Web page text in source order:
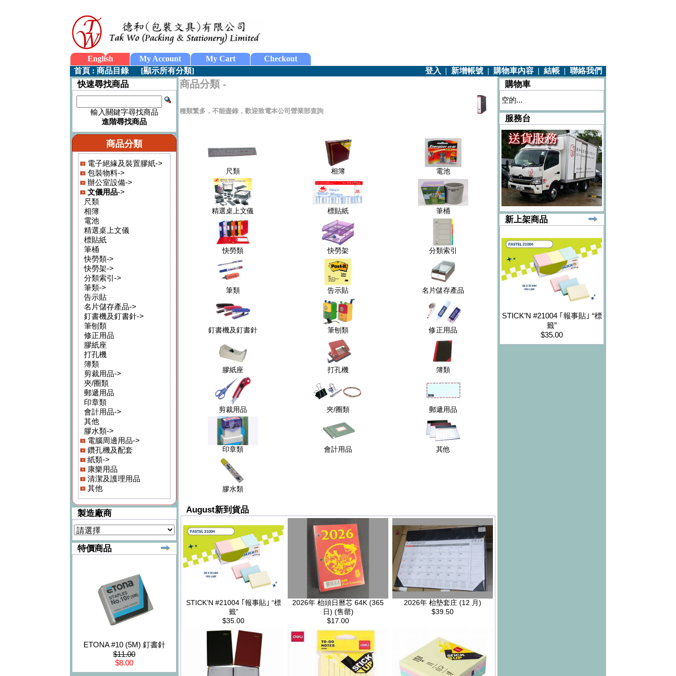
English My Account My Cart
Checkout
首頁 : 商品目錄[顯示所有分類] 登入 | 新增帳號 | 購物車內容 | 結帳 | 聯絡我們
快速尋找商品
輸入關鍵字尋找商品
進階尋找商品
商品分類
電子絕緣及裝置膠紙->
包裝物料->
辦公室設備->
文儀用品->
尺類
相簿
電池
精選桌上文儀
標貼紙
筆桶
快勞類->
快勞架->
分類索引->
筆類->
告示貼
名片儲存產品->
釘書機及釘書針->
筆刨類
修正用品
膠紙座
打孔機
簿類
剪裁用品->
夾/圈類
郵遞用品
印章類
會計用品->
其他
膠水類->
電腦周邊用品->
鑽孔機及配套
紙類->
康樂用品
清潔及護理用品
其他
製造廠商
特價商品
ETONA #10 (5M) 釘書針
$11.00
$8.00
商品分類 -
種類繁多，不能盡錄，歡迎致電本公司營業部查詢
尺類 相簿 電池
精選桌上文儀 標貼紙 筆桶
快勞類 快勞架 分類索引
筆類 告示貼 名片儲存產品
釘書機及釘書針 筆刨類 修正用品
膠紙座 打孔機 簿類
剪裁用品 夾/圈類 郵遞用品
印章類 會計用品 其他
膠水類
August新到貨品
STICK’N #21004 ｢報事貼｣ “標
籤”
$35.00
2026年 枱頭日曆芯 64K (365
日) (售罄)
$17.00
2026年 枱墊套庄 (12 月)
$39.50
購物車
空的...
服務台
新上架商品
STICK’N #21004 ｢報事貼｣ “標
籤”
$35.00